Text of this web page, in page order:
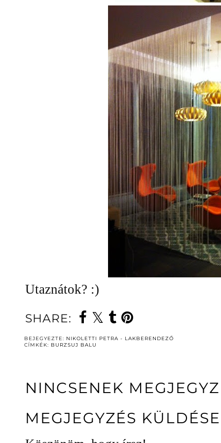
Utaznátok? :)
SHARE:
BEJEGYEZTE: NIKOLETTI PETRA - LAKBERENDEZŐ
CÍMKÉK: BURZSUJ BALU
NINCSENEK
MEGJEGYZÉS KÜLDÉSE